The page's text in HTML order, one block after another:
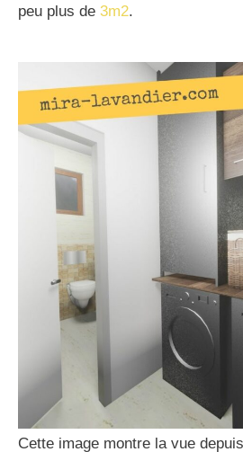
peu plus de 3m2.
Cette image montre la vue